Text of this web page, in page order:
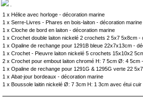
1 x Hélice avec horloge - décoration marine
1 x Serre-Livres - Phares en bois-laiton - décoration marine
1 x Cloche de bord en laiton - décoration marine
1 x Crochet double laiton nickelé 2 crochets 2 5x7 5x8cm -
1 x Opaline de rechange pour 1291B bleue 22x7x13cm -
1 x Crochet - Pieuvre laiton nickelé 5 crochets 15x10x2
2 x Crochet pour embout laiton chromé H: 7 5cm Ø: 4 5cm
1 x Opaline de rechange pour 1291G & 1295G verte 22
1 x Abat-jour bordeaux - décoration marine
1 x Boussole laitin nickelé Ø: 7 3cm H: 1 3cm avec étui